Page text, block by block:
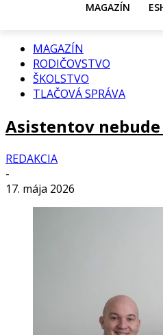
MAGAZÍN
MAGAZÍN
RODIČOVSTVO
ŠKOLSTVO
TLAČOVÁ SPRÁVA
Asistentov
REDAKCIA
-
17. mája 2026